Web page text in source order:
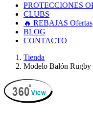
PROTECCIONES
CLUBS
🔥 REBAJAS Ofertas
BLOG
CONTACTO
Tienda
Modelo Balón Rugby